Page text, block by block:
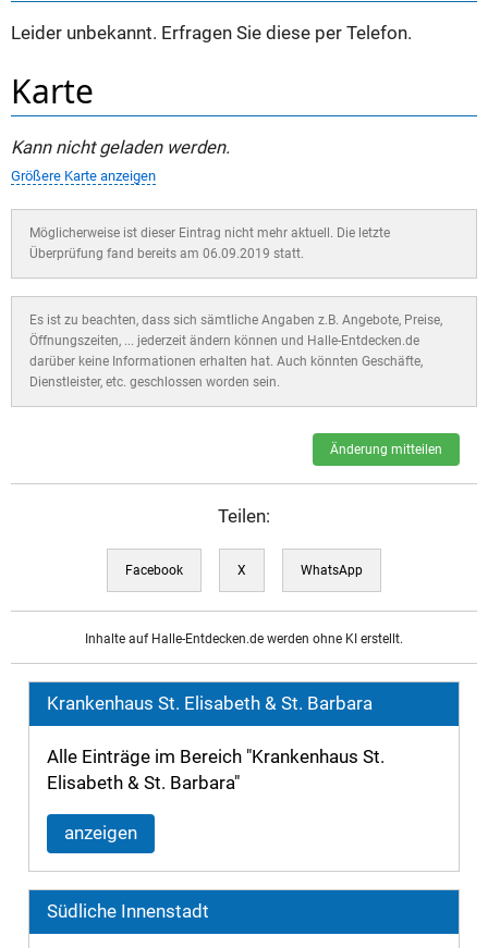
Leider unbekannt. Erfragen Sie diese per Telefon.
Karte
Kann nicht geladen werden.
Größere Karte anzeigen
Möglicherweise ist dieser Eintrag nicht mehr aktuell. Die letzte
Überprüfung fand bereits am 06.09.2019 statt.
Es ist zu beachten, dass sich sämtliche Angaben z.B. Angebote, Preise,
Öffnungszeiten, ... jederzeit ändern können und Halle-Entdecken.de
darüber keine Informationen erhalten hat. Auch könnten Geschäfte,
Dienstleister, etc. geschlossen worden sein.
Änderung mitteilen
Teilen:
Facebook X WhatsApp
Inhalte auf Halle-Entdecken.de werden ohne KI erstellt.
Krankenhaus St. Elisabeth & St. Barbara
Alle Einträge im Bereich "Krankenhaus St.
Elisabeth & St. Barbara"
anzeigen
Südliche Innenstadt